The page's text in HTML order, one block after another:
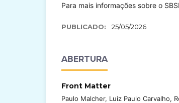
Para mais informações sobre o
PUBLICADO: 25/05/2026
ABERTURA
Front Matter
Paulo Malcher, Luiz Paulo Carvalho,